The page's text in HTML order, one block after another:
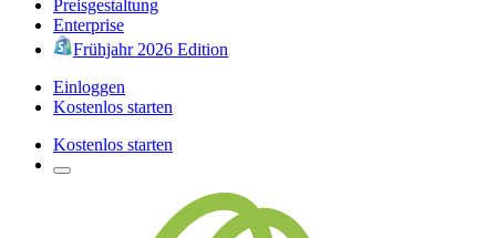
Preisgestaltung
Enterprise
Frühjahr 2026 Edition
Einloggen
Kostenlos starten
Kostenlos starten